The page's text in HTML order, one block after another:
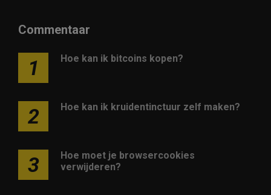
Commentaar
1 Hoe kan ik bitcoins kopen?
2 Hoe kan ik kruidentinctuur zelf maken?
3
Hoe moet je browsercookies
verwijderen?